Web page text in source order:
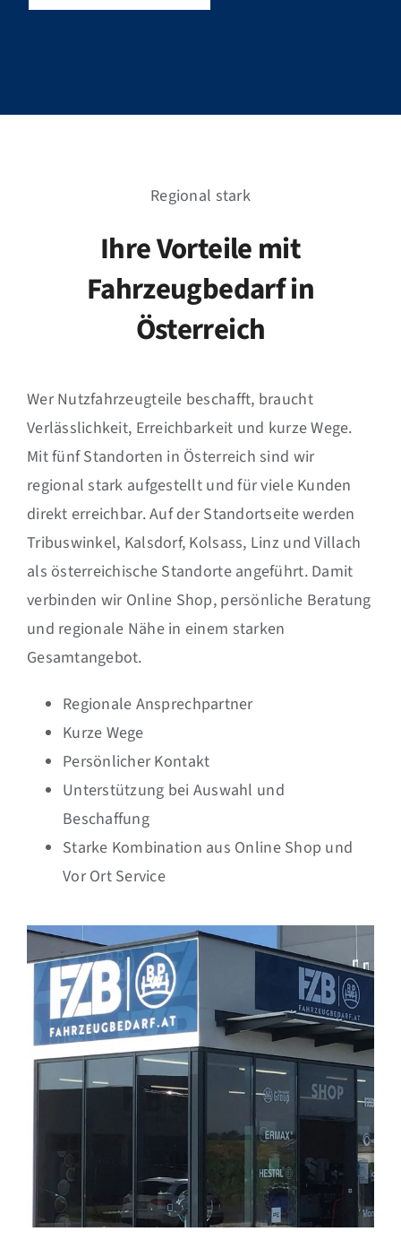
Regional stark
Ihre Vorteile mit
Fahrzeugbedarf in
Österreich
Wer Nutzfahrzeugteile beschafft, braucht
Verlässlichkeit, Erreichbarkeit und kurze Wege.
Mit fünf Standorten in Österreich sind wir
regional stark aufgestellt und für viele Kunden
direkt erreichbar. Auf der Standortseite werden
Tribuswinkel, Kalsdorf, Kolsass, Linz und Villach
als österreichische Standorte angeführt. Damit
verbinden wir Online Shop, persönliche Beratung
und regionale Nähe in einem starken
Gesamtangebot.
Regionale Ansprechpartner
Kurze Wege
Persönlicher Kontakt
Unterstützung bei Auswahl und
Beschaffung
Starke Kombination aus Online Shop und
Vor Ort Service